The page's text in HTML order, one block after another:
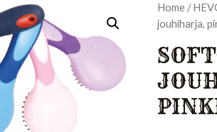
Home/
jouhiharja,